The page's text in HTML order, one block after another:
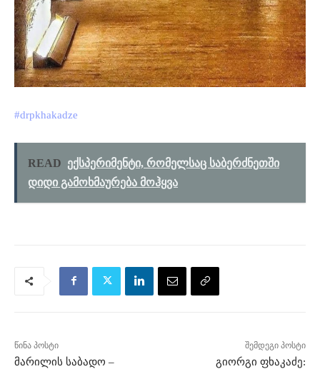
#drpkhakadze
READ ექსპერიმენტი, რომელსაც საბერძნეთში
დიდი გამოხმაურება მოჰყვა
წინა პოსტი
მარილის საბადო –
შემდეგი პოსტი
გიორგი ფხაკაძე: